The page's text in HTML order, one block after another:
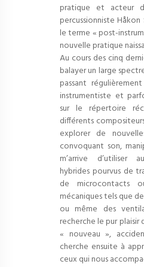
pratique et acteur
percussionniste
le terme « post-
nouvelle pratique
Au cours des cinq
balayer un large
passant
instrumentiste et
sur le répertoire
différents
explorer de
convoquant son,
m’arrive d’utiliser
hybrides pourvus de
de microcontacts
mécaniques tels que
ou même des
recherche le pur
« nouveau »,
cherche ensuite à
ceux qui nous